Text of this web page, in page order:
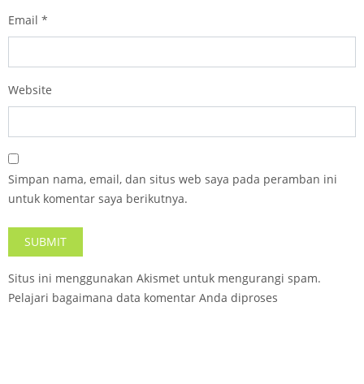
Email *
Website
Simpan nama, email, dan situs web saya pada peramban ini
untuk komentar saya berikutnya.
Situs ini menggunakan Akismet untuk mengurangi spam.
Pelajari bagaimana data komentar Anda diproses